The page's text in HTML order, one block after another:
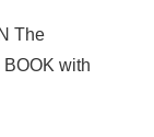
The
with